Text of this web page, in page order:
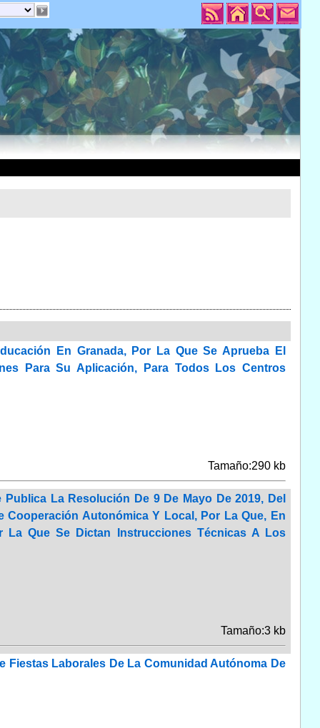
En Granada, Por La Que Se Aprueba El
Para Su Aplicación, Para Todos Los Centros
Tamaño:290 kb
La Resolución De 9 De Mayo De 2019, Del
Cooperación Autonómica Y Local, Por La Que, En
La Que Se Dictan Instrucciones Técnicas A Los
Tamaño:3 kb
Fiestas Laborales De La Comunidad Autónoma De